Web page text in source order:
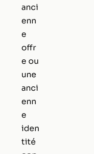
anci
enn
e
offr
e ou
une
anci
enn
e
iden
tité